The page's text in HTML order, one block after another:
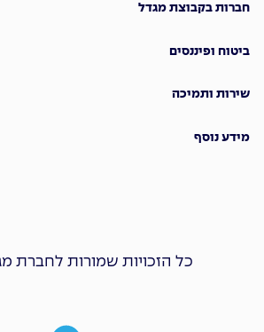
חברות בקבוצת מגדל
ביטוח ופיננסים
שירות ותמיכה
מידע נוסף
כל הזכויות שמורות לחברת